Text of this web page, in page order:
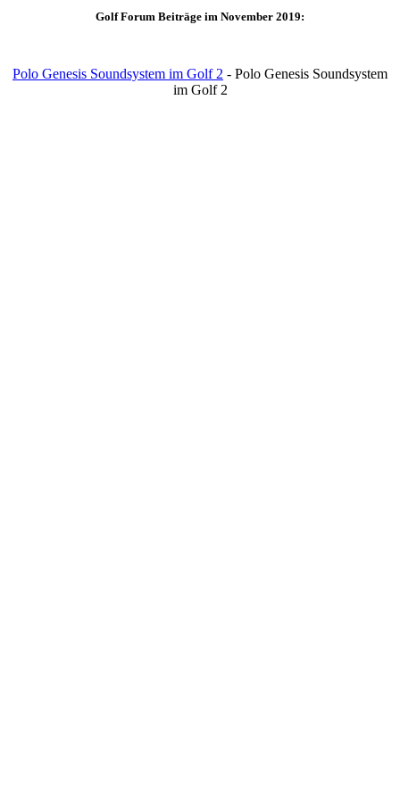
Golf Forum Beiträge im November 2019:
Polo Genesis Soundsystem im Golf 2 - Polo Genesis Soundsystem
im Golf 2